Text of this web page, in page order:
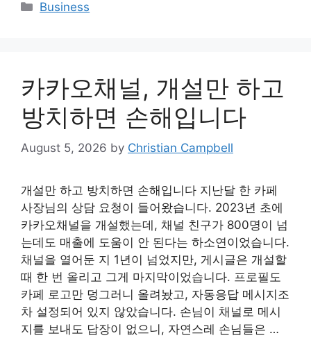
Categories
Business
카카오채널, 개설만 하고
방치하면 손해입니다
August 5, 2026 by Christian Campbell
개설만 하고 방치하면 손해입니다 지난달 한 카페
사장님의 상담 요청이 들어왔습니다. 2023년 초에
카카오채널을 개설했는데, 채널 친구가 800명이 넘
는데도 매출에 도움이 안 된다는 하소연이었습니다.
채널을 열어둔 지 1년이 넘었지만, 게시글은 개설할
때 한 번 올리고 그게 마지막이었습니다. 프로필도
카페 로고만 덩그러니 올려놨고, 자동응답 메시지조
차 설정되어 있지 않았습니다. 손님이 채널로 메시
지를 보내도 답장이 없으니, 자연스레 손님들은 …